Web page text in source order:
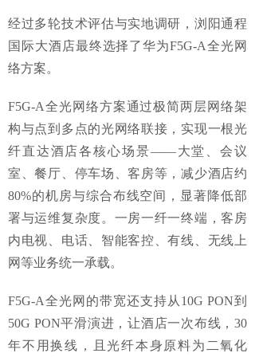
经过多轮技术评估与实地调研，浏阳通程
国际大酒店最终选择了华为F5G-A全光网
络方案。
F5G-A全光网络方案通过极简两层网络架
构与点到多点的光网络联接，实现一根光
纤直达酒店各核心场景——大堂、会议
室、餐厅、停车场、客房等，减少酒店约
80%的机房与综合布线空间，显著降低部
署与运维复杂度。一房一纤一终端，客房
内电视、电话、智能客控、有线、无线上
网等业务统一承载。
F5G-A全光网的带宽还支持从10G PON到
50G PON平滑演进，让酒店一次布线，30
年不用换线，且光纤本身原料为二氧化